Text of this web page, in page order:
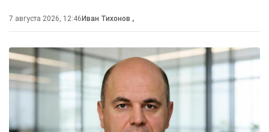
7 августа 2026, 12:46 Иван Тихонов ,